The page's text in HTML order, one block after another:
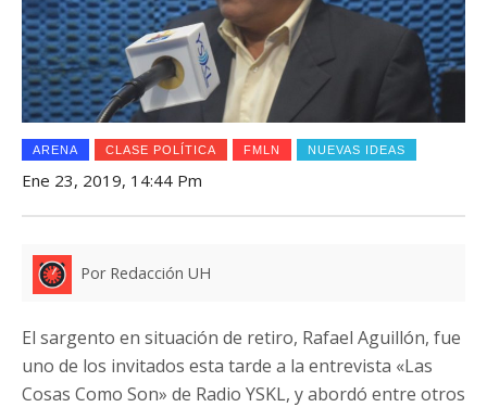
ARENA CLASE POLÍTICA FMLN NUEVAS IDEAS
Ene 23, 2019, 14:44 Pm
Por Redacción UH
El sargento en situación de retiro, Rafael Aguillón, fue
uno de los invitados esta tarde a la entrevista «Las
Cosas Como Son» de Radio YSKL, y abordó entre otros